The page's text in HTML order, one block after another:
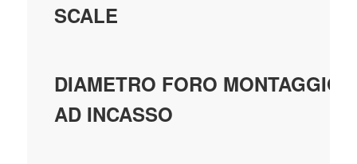
SCALE
DIAMETRO FORO MONTAGGIO
AD INCASSO